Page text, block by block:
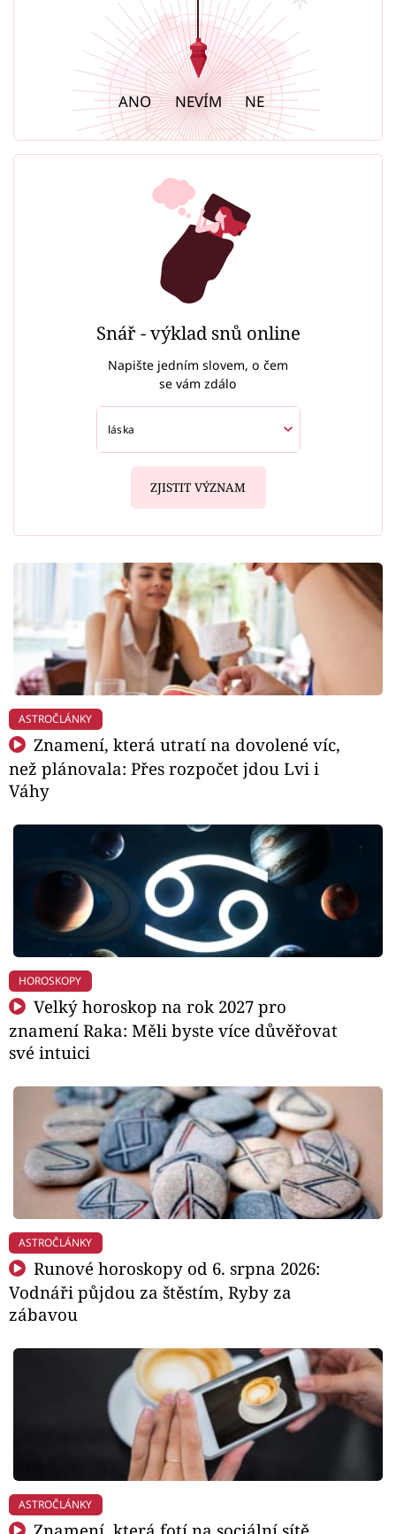
ANO NEVÍM NE
Snář - výklad snů online
Napište jedním slovem, o čem
se vám zdálo
ZJISTIT VÝZNAM
ASTROČLÁNKY
Znamení, která utratí na dovolené víc,
než plánovala: Přes rozpočet jdou Lvi i
Váhy
HOROSKOPY
Velký horoskop na rok 2027 pro
znamení Raka: Měli byste více důvěřovat
své intuici
ASTROČLÁNKY
Runové horoskopy od 6. srpna 2026:
Vodnáři půjdou za štěstím, Ryby za
zábavou
ASTROČLÁNKY